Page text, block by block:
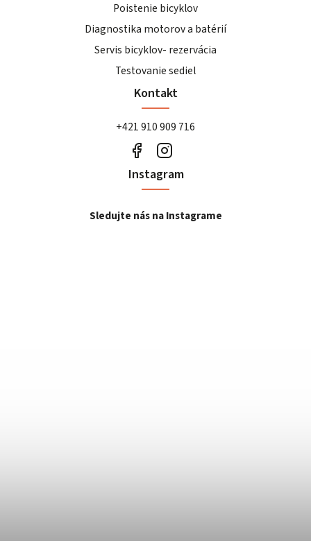
Poistenie bicyklov
Diagnostika motorov a batérií
Servis bicyklov- rezervácia
Testovanie sediel
Kontakt
+421 910 909 716
Instagram
Sledujte nás na Instagrame